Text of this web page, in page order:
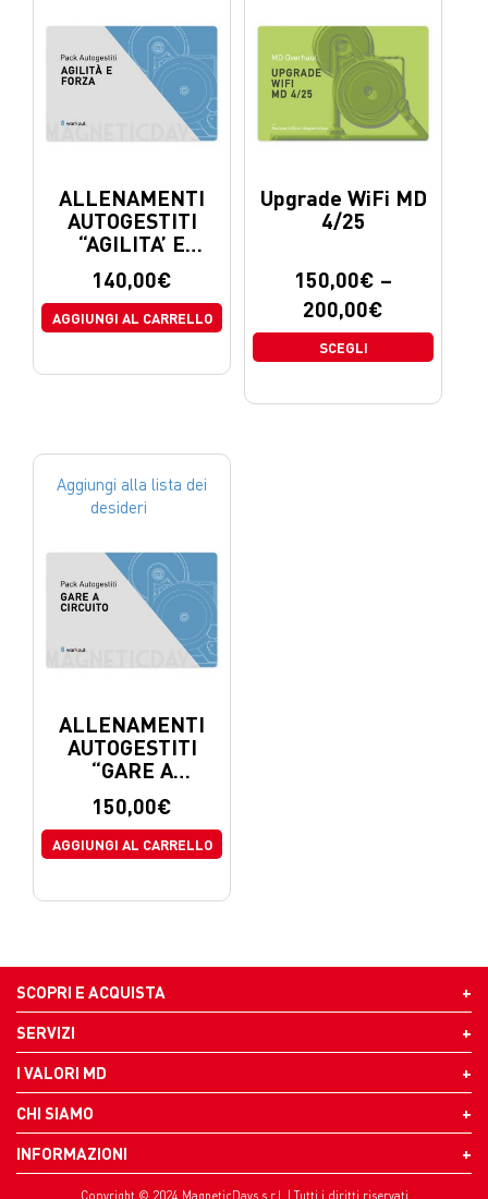
ALLENAMENTI
AUTOGESTITI
“AGILITA’ E
FORZA”
140,00€
AGGIUNGI AL CARRELLO
Upgrade WiFi MD
4/25
150,00€ –
200,00€
SCEGLI
Aggiungi alla lista dei
desideri
ALLENAMENTI
AUTOGESTITI
“GARE A
CIRCUITO”
150,00€
AGGIUNGI AL CARRELLO
SCOPRI E ACQUISTA
SERVIZI
I VALORI MD
CHI SIAMO
INFORMAZIONI
Copyright © 2024 MagneticDays s.r.l. | Tutti i diritti riservati